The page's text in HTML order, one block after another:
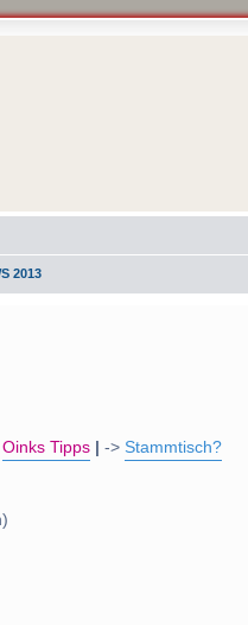
2013
Oinks Tipps -> Stammtisch?